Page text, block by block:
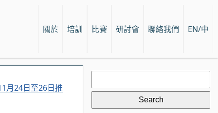
關於 培訓 比賽 研討會 聯絡我們 EN/中
月24日至26日推
Search
for: